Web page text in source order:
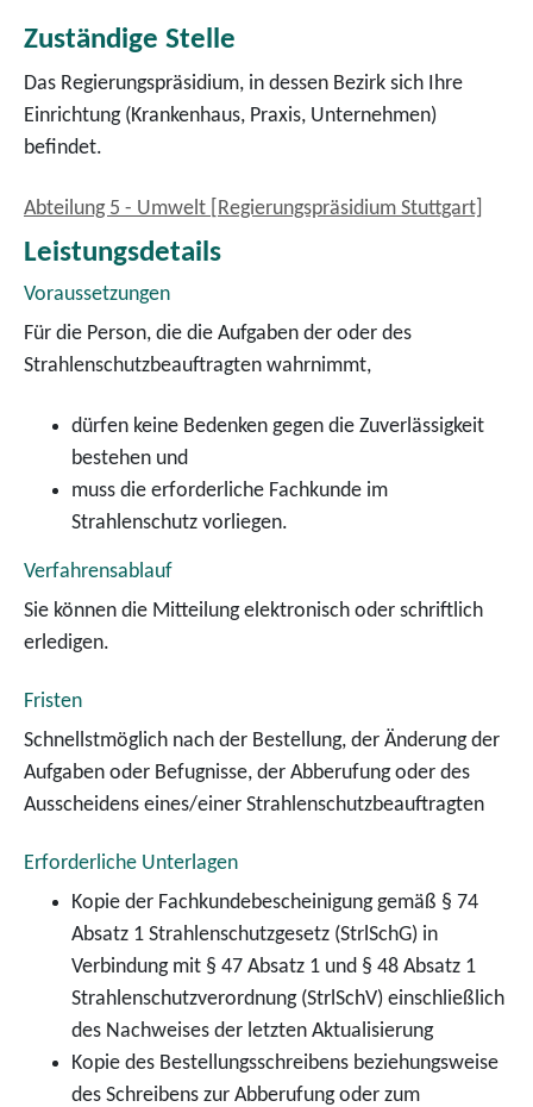
Zuständige Stelle
Das Regierungspräsidium, in dessen Bezirk sich Ihre
Einrichtung (Krankenhaus, Praxis, Unternehmen)
befindet.
Abteilung 5 - Umwelt [Regierungspräsidium Stuttgart]
Leistungsdetails
Voraussetzungen
Für die Person, die die Aufgaben der oder des
Strahlenschutzbeauftragten wahrnimmt,
dürfen keine Bedenken gegen die Zuverlässigkeit
bestehen und
muss die erforderliche Fachkunde im
Strahlenschutz vorliegen.
Verfahrensablauf
Sie können die Mitteilung elektronisch oder schriftlich
erledigen.
Fristen
Schnellstmöglich nach der Bestellung, der Änderung der
Aufgaben oder Befugnisse, der Abberufung oder des
Ausscheidens eines/einer Strahlenschutzbeauftragten
Erforderliche Unterlagen
Kopie der Fachkundebescheinigung gemäß § 74
Absatz 1 Strahlenschutzgesetz (StrlSchG) in
Verbindung mit § 47 Absatz 1 und § 48 Absatz 1
Strahlenschutzverordnung (StrlSchV) einschließlich
des Nachweises der letzten Aktualisierung
Kopie des Bestellungsschreibens beziehungsweise
des Schreibens zur Abberufung oder zum